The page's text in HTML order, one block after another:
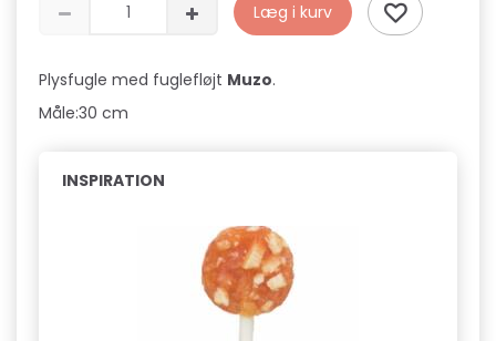
Læg i kurv
Plysfugle med fuglefløjt Muzo.
Måle:30 cm
INSPIRATION